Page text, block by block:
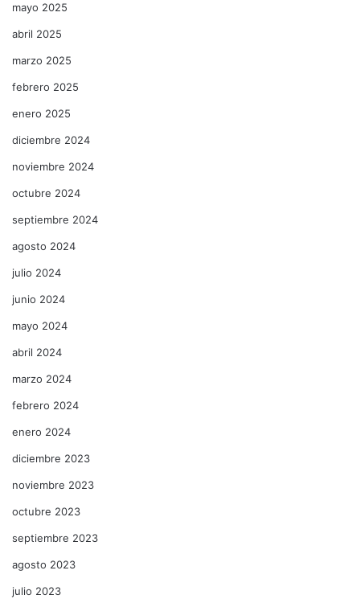
mayo 2025
abril 2025
marzo 2025
febrero 2025
enero 2025
diciembre 2024
noviembre 2024
octubre 2024
septiembre 2024
agosto 2024
julio 2024
junio 2024
mayo 2024
abril 2024
marzo 2024
febrero 2024
enero 2024
diciembre 2023
noviembre 2023
octubre 2023
septiembre 2023
agosto 2023
julio 2023